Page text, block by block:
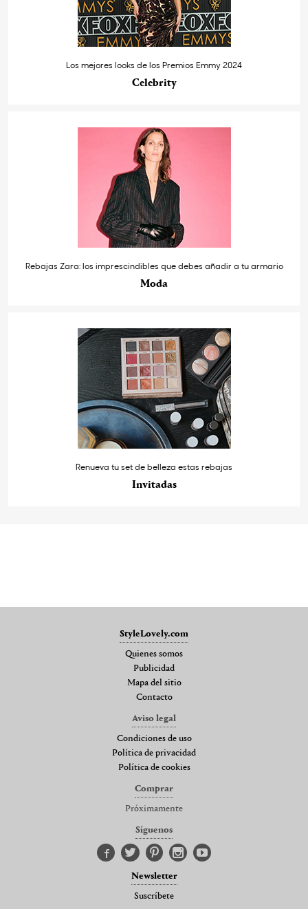
Los mejores looks de los Premios Emmy 2024
Celebrity
Rebajas Zara: los imprescindibles que debes añadir a tu armario
Moda
Renueva tu set de belleza estas rebajas
Invitadas
StyleLovely.com
Quienes somos
Publicidad
Mapa del sitio
Contacto
Aviso legal
Condiciones de uso
Política de privacidad
Política de cookies
Comprar
Próximamente
Síguenos
Newsletter
Suscríbete